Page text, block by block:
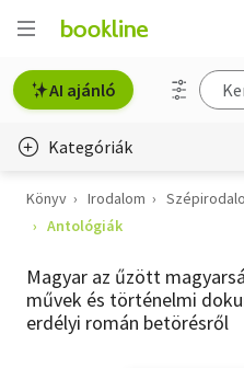
AI ajánló
Kategóriák
Életmód, egészség
Gyermek- és ifjúsági
Hobbi, szabadidő
Könyv Irodalom
Antológiák
Magyar az űzött
művek és történelmi
erdélyi román betörésről